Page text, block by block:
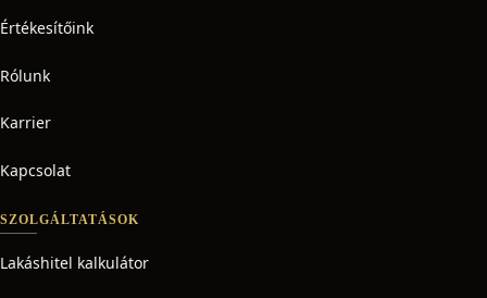
Értékesítőink
Rólunk
Karrier
Kapcsolat
SZOLGÁLTATÁSOK
Lakáshitel kalkulátor